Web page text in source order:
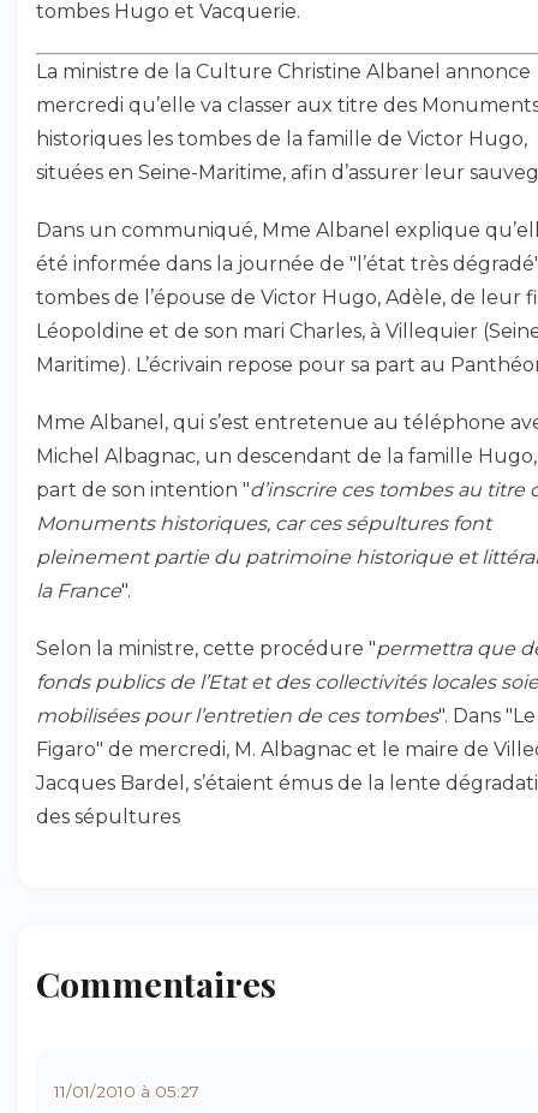
tombes Hugo et Vacquerie.
La ministre de la Culture Christine Albanel annonce
mercredi qu’elle va classer aux titre des
historiques les tombes de la famille de Victor Hugo,
situées en Seine-Maritime, afin d’assurer leur
Dans un communiqué, Mme Albanel explique
été informée dans la journée de "l’état très
tombes de l’épouse de Victor Hugo, Adèle, de leur
Léopoldine et de son mari Charles, à Villequier
Maritime). L’écrivain repose pour sa part au
Mme Albanel, qui s’est entretenue au téléphone
Michel Albagnac, un descendant de la famille
part de son intention "d’inscrire ces tombes au titre
Monuments historiques, car ces sépultures font
pleinement partie du patrimoine historique et
la France".
Selon la ministre, cette procédure "permettra que
fonds publics de l’Etat et des collectivités locales
mobilisées pour l’entretien de ces tombes". Dans "Le
Figaro" de mercredi, M. Albagnac et le maire de
Jacques Bardel, s’étaient émus de la lente
des sépultures
Commentaires
11/01/2010 à 05:27